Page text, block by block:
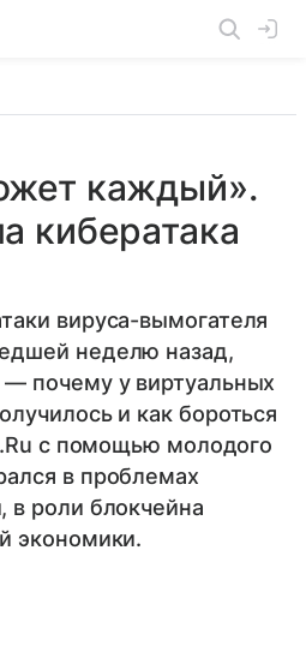
каждый».
кибератака
вируса-вымогателя
неделю назад,
почему у виртуальных
и как бороться
с помощью молодого
в проблемах
в роли блокчейна
экономики.